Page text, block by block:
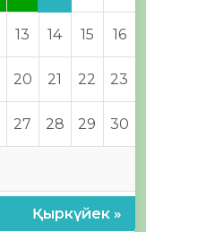
13 14 15 16
20 21 22 23
27 28 29 30
Қыркүйек »